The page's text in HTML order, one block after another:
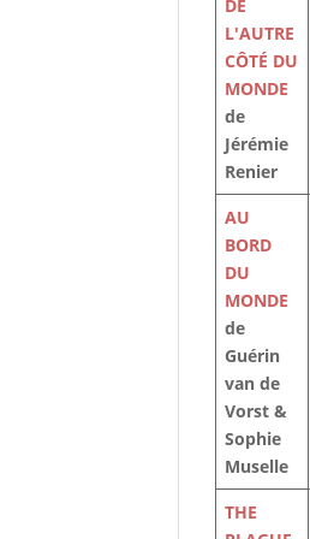
DE
L'AUTRE
CÔTÉ DU
MONDE
de
Jérémie
Renier
AU
BORD
DU
MONDE
de
Guérin
van de
Vorst &
Sophie
Muselle
THE